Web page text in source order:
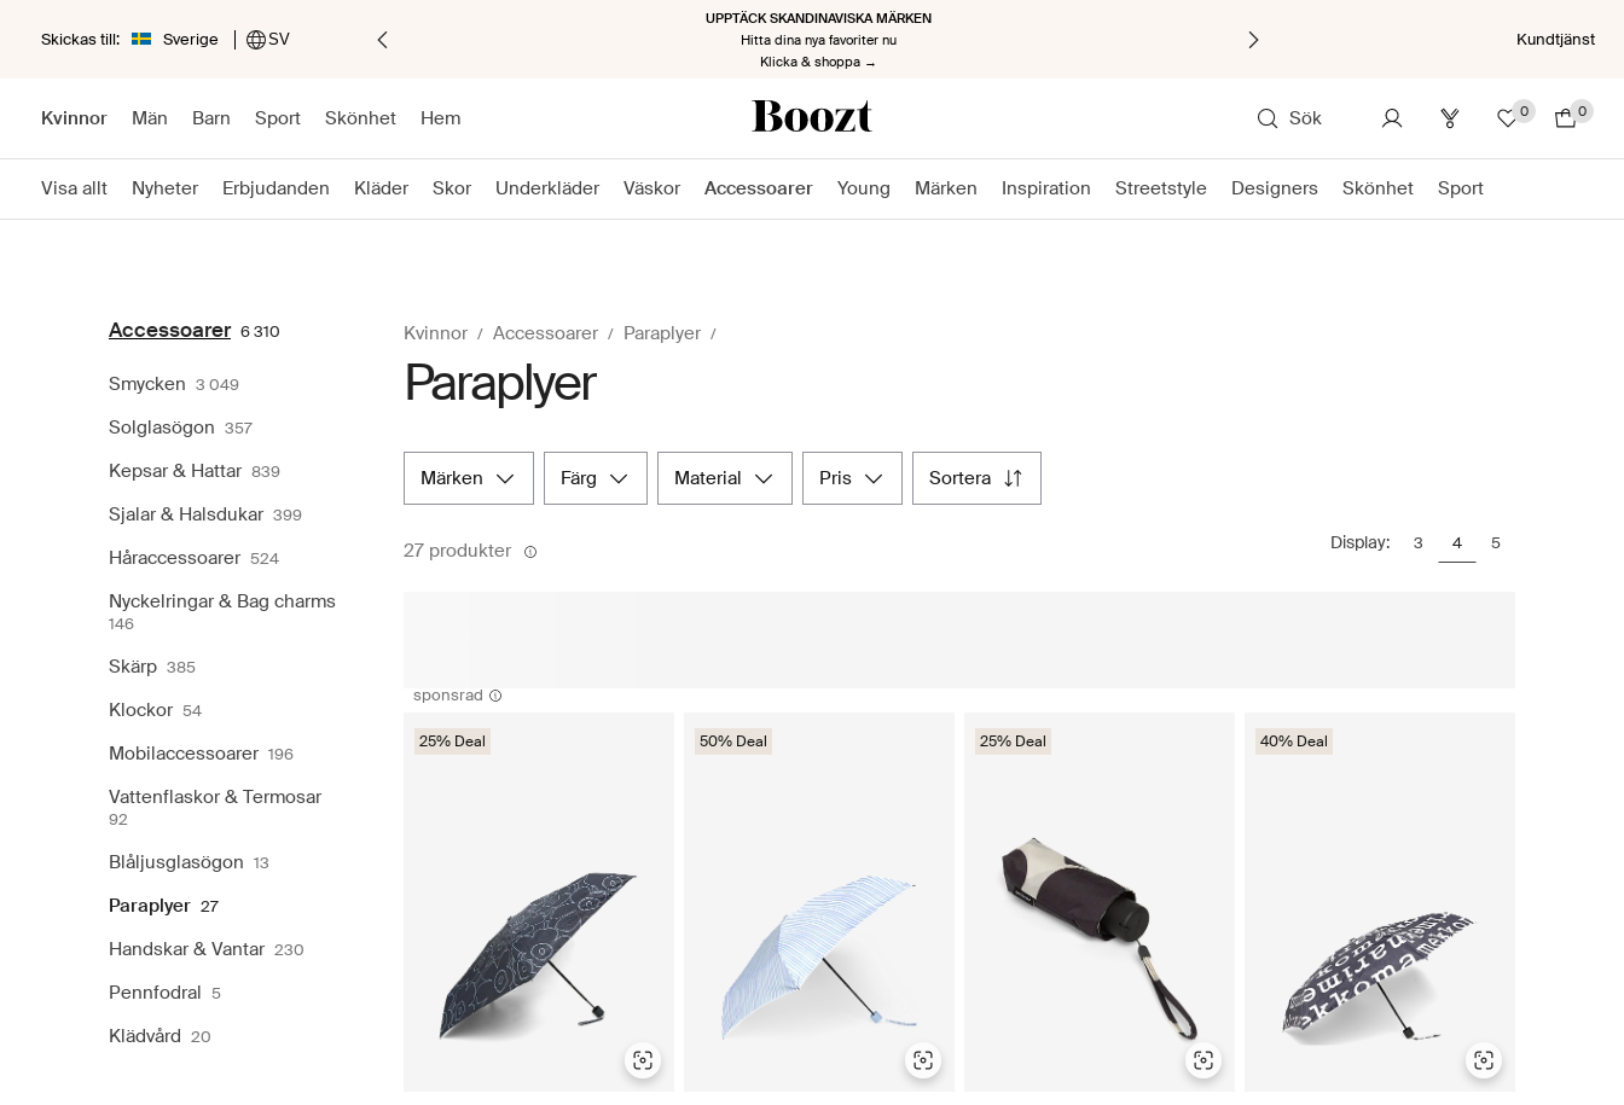
Skickas till: Sverige SV
TILLBAKA TILL JOBBET, TILLBAKA MED STIL
Kickstarta den nya säsongen
Klicka & shoppa nu →
Kundtjänst
Kvinnor Män Barn Sport Skönhet Hem Sök 0 0
Visa allt Nyheter Erbjudanden Kläder Skor Underkläder Väskor Accessoarer Young Märken Inspiration Streetstyle Designers Skönhet Sport
Accessoarer 6 310
Smycken 3 049
Solglasögon 357
Kepsar & Hattar 839
Sjalar & Halsdukar 399
Håraccessoarer 524
Nyckelringar & Bag charms
146
Skärp 385
Klockor 54
Mobilaccessoarer 196
Vattenflaskor & Termosar
92
Blåljusglasögon 13
Paraplyer 27
Handskar & Vantar 230
Pennfodral 5
Klädvård 20
Kvinnor Accessoarer Paraplyer
Paraplyer
märken färg material pris sortera
27 produkter Display: 3 4 5
sponsrad
25% Deal 50% Deal 25% Deal 40% Deal